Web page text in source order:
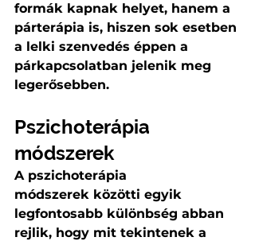
formák kapnak helyet, hanem a
párterápia is, hiszen sok esetben
a lelki szenvedés éppen a
párkapcsolatban jelenik meg
legerősebben.
Pszichoterápia
módszerek
A pszichoterápia
módszerek közötti egyik
legfontosabb különbség abban
rejlik, hogy mit tekintenek a